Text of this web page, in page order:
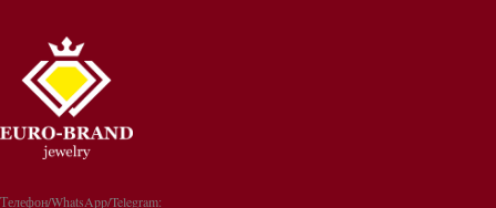
Телефон/WhatsApp/Telegram: